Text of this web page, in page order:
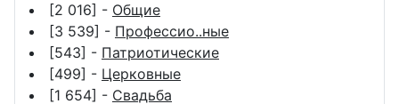
[2 016] - Общие
[3 539] - Профессио..ные
[543] - Патриотические
[499] - Церковные
[1 654] - Свадьба